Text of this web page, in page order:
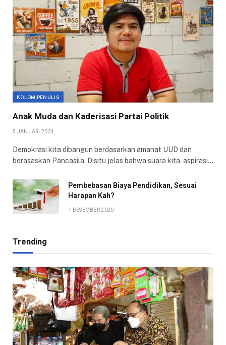
KOLOM PENULIS
Anak Muda dan Kaderisasi Partai Politik
5 JANUARI 2024
Demokrasi kita dibangun berdasarkan amanat UUD dan
berasaskan Pancasila. Disitu jelas bahwa suara kita, aspirasi…
Pembebasan Biaya Pendidikan, Sesuai
Harapan Kah?
1 DESEMBER 2020
Trending